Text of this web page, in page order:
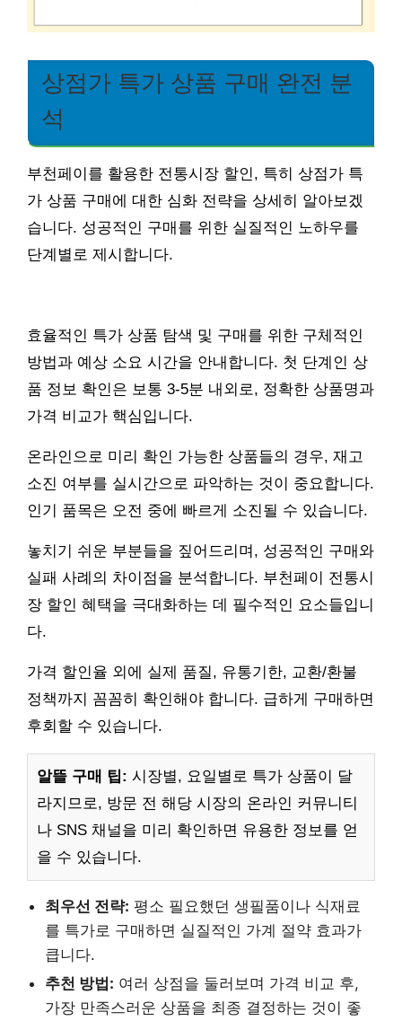
상점가 특가 상품 구매 완전 분
석
부천페이를 활용한 전통시장 할인, 특히 상점가 특
가 상품 구매에 대한 심화 전략을 상세히 알아보겠
습니다. 성공적인 구매를 위한 실질적인 노하우를
단계별로 제시합니다.
효율적인 특가 상품 탐색 및 구매를 위한 구체적인
방법과 예상 소요 시간을 안내합니다. 첫 단계인 상
품 정보 확인은 보통 3-5분 내외로, 정확한 상품명과
가격 비교가 핵심입니다.
온라인으로 미리 확인 가능한 상품들의 경우, 재고
소진 여부를 실시간으로 파악하는 것이 중요합니다.
인기 품목은 오전 중에 빠르게 소진될 수 있습니다.
놓치기 쉬운 부분들을 짚어드리며, 성공적인 구매와
실패 사례의 차이점을 분석합니다. 부천페이 전통시
장 할인 혜택을 극대화하는 데 필수적인 요소들입니
다.
가격 할인율 외에 실제 품질, 유통기한, 교환/환불
정책까지 꼼꼼히 확인해야 합니다. 급하게 구매하면
후회할 수 있습니다.
알뜰 구매 팁: 시장별, 요일별로 특가 상품이 달
라지므로, 방문 전 해당 시장의 온라인 커뮤니티
나 SNS 채널을 미리 확인하면 유용한 정보를 얻
을 수 있습니다.
최우선 전략: 평소 필요했던 생필품이나 식재료
를 특가로 구매하면 실질적인 가계 절약 효과가
큽니다.
추천 방법: 여러 상점을 둘러보며 가격 비교 후,
가장 만족스러운 상품을 최종 결정하는 것이 좋